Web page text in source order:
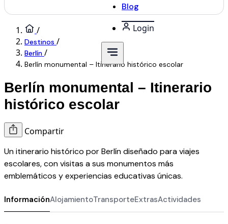
Blog
Login
/
Destinos /
Berlín /
Berlín monumental – Itinerario histórico escolar
Berlín monumental – Itinerario
histórico escolar
Compartir
Un itinerario histórico por Berlín diseñado para viajes
escolares, con visitas a sus monumentos más
emblemáticos y experiencias educativas únicas.
InformaciónAlojamientoTransporteExtrasActividades